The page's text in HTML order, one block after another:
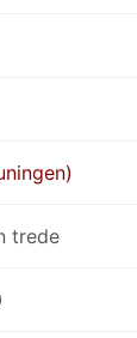
trede